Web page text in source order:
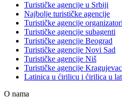
Turističke agencije u Srbiji
Najbolje turističke agencije
Turističke agencije organizatori
Turističke agencije subagenti
Turističke agencije Beograd
Turističke agencije Novi Sad
Turističke agencije Niš
Turističke agencije Kragujevac
Latinica u ćirilicu i ćirilica u
O nama